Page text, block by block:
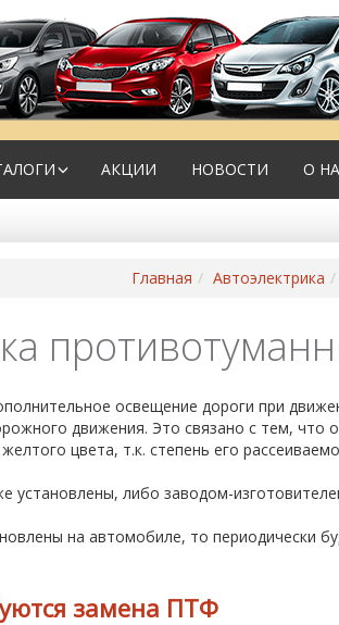
АКЦИИ НОВОСТИ О
Главная Автоэлектрика
освещение дороги при
движения. Это связано с тем, что
цвета, т.к. степень его
либо заводом-
на автомобиле, то периодически
замена ПТФ